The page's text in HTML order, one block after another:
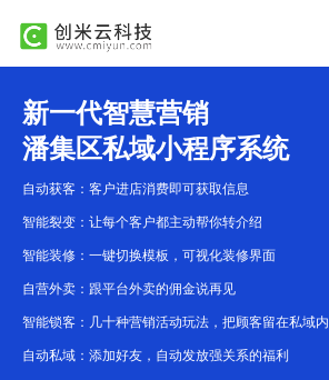
新一代智慧营销
潘集区私域小程序系统
自动获客：客户进店消费即可获取信息
智能裂变：让每个客户都主动帮你转介绍
智能装修：一键切换模板，可视化装修界面
自营外卖：跟平台外卖的佣金说再见
智能锁客：几十种营销活动玩法，把顾客留在私域内
自动私域：添加好友，自动发放强关系的福利